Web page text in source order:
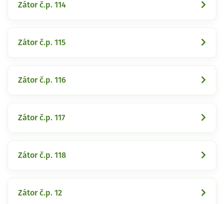
Zátor č.p. 114
Zátor č.p. 115
Zátor č.p. 116
Zátor č.p. 117
Zátor č.p. 118
Zátor č.p. 12